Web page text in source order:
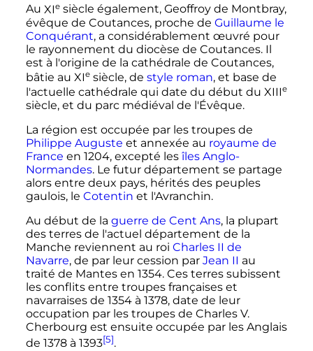
Au XIe siècle également, Geoffroy de Montbray,
évêque de Coutances, proche de Guillaume le
Conquérant, a considérablement œuvré pour
le rayonnement du diocèse de Coutances. Il
est à l'origine de la cathédrale de Coutances,
bâtie au XIe siècle, de style roman, et base de
l'actuelle cathédrale qui date du début du XIIIe
siècle, et du parc médiéval de l'Évêque.
La région est occupée par les troupes de
Philippe Auguste et annexée au royaume de
France en 1204, excepté les îles Anglo-
Normandes. Le futur département se partage
alors entre deux pays, hérités des peuples
gaulois, le Cotentin et l'Avranchin.
Au début de la guerre de Cent Ans, la plupart
des terres de l'actuel département de la
Manche reviennent au roi Charles II de
Navarre, de par leur cession par Jean II au
traité de Mantes en 1354. Ces terres subissent
les conflits entre troupes françaises et
navarraises de 1354 à 1378, date de leur
occupation par les troupes de Charles V.
Cherbourg est ensuite occupée par les Anglais
de 1378 à 1393[5].